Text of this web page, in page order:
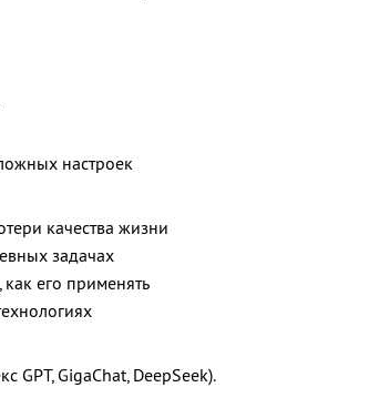
настроек
качества жизни
задачах
его применять
GPT, GigaChat, DeepSeek).